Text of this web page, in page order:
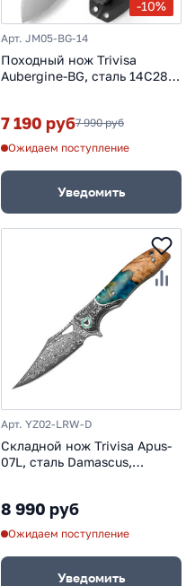
-10%
Арт. JM05-BG-14
Походный нож Trivisa
Aubergine-BG, сталь 14C28N,
7 190 руб7 990 руб
Ожидаем поступление
Уведомить
Арт. YZ02-LRW-D
Складной нож Trivisa Apus-
07L, сталь Damascus,
8 990 руб
Ожидаем поступление
Уведомить